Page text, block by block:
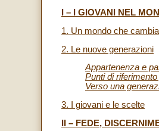
I – I GIOVANI NEL
1. Un mondo che
2. Le nuove generazioni
Appartenenza e
Punti di
Verso una
3. I giovani e le scelte
II – FEDE,